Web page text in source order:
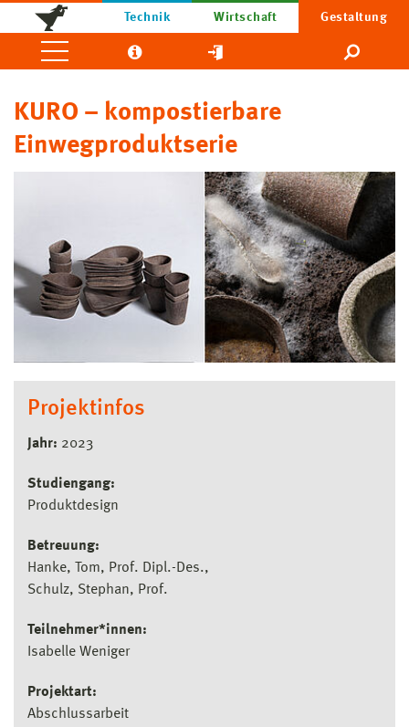
Technik Wirtschaft Gestaltung
KURO – kompostierbare
Einwegproduktserie
Projektinfos
Jahr: 2023
Studiengang:
Produktdesign
Betreuung:
Hanke, Tom, Prof. Dipl.-Des.
Schulz, Stephan, Prof.
Teilnehmer*innen:
Isabelle Weniger
Projektart:
Abschlussarbeit